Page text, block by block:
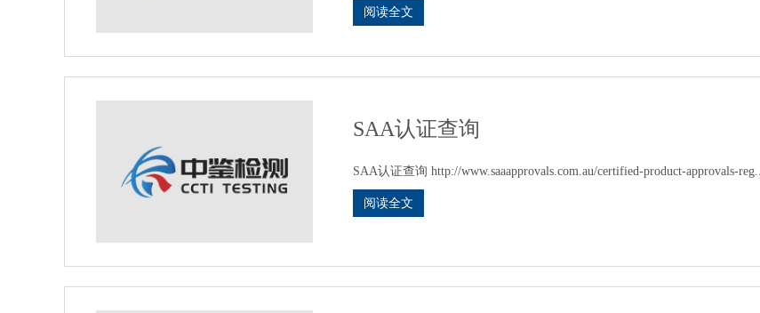
阅读全文
SAA认证查询
SAA认证查询 http://www.saaapprovals.com.au/certified-product-approvals-reg...
阅读全文